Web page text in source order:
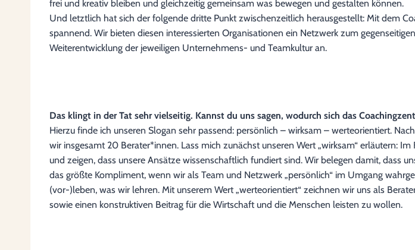
frei und kreativ bleiben und gleichzeitig gemeinsam was bewegen und gestalten können.
Und letztlich hat sich der folgende dritte Punkt zwischenzeitlich herausgestellt: Mit dem
spannend. Wir bieten diesen interessierten Organisationen ein Netzwerk zum
Weiterentwicklung der jeweiligen Unternehmens- und Teamkultur an.
Das klingt in der Tat sehr vielseitig. Kannst du uns sagen, wodurch sich das
Hierzu finde ich unseren Slogan sehr passend: persönlich – wirksam – werteorientiert.
wir insgesamt 20 Berater*innen. Lass mich zunächst unseren Wert „wirksam“ erläutern:
und zeigen, dass unsere Ansätze wissenschaftlich fundiert sind. Wir belegen damit, dass
das größte Kompliment, wenn wir als Team und Netzwerk „persönlich“ im Umgang
(vor-)leben, was wir lehren. Mit unserem Wert „werteorientiert“ zeichnen wir uns als
sowie einen konstruktiven Beitrag für die Wirtschaft und die Menschen leisten zu wollen.